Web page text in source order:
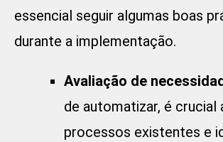
essencial seguir algumas boas
durante a implementação.
Avaliação de
de automatizar, é crucial
processos existentes e